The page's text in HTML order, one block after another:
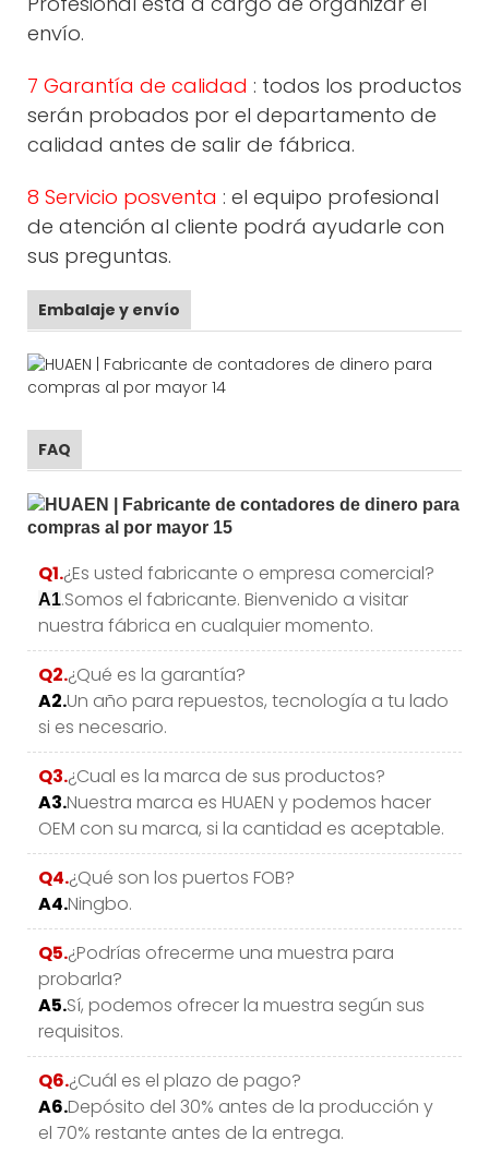
envío.
7 Garantía de calidad : todos los productos
serán probados por el departamento de
calidad antes de salir de fábrica.
8 Servicio posventa : el equipo profesional
de atención al cliente podrá ayudarle con
sus preguntas.
Embalaje y envío
FAQ
Q1.¿Es usted fabricante o empresa comercial?
A1.Somos el fabricante. Bienvenido a visitar
nuestra fábrica en cualquier momento.
Q2.¿Qué es la garantía?
A2.Un año para repuestos, tecnología a tu lado
si es necesario.
Q3.¿Cual es la marca de sus productos?
A3.Nuestra marca es HUAEN y podemos hacer
OEM con su marca, si la cantidad es aceptable.
Q4.¿Qué son los puertos FOB?
A4.Ningbo.
Q5.¿Podrías ofrecerme una muestra para
probarla?
A5.Sí, podemos ofrecer la muestra según sus
requisitos.
Q6.¿Cuál es el plazo de pago?
A6.Depósito del 30% antes de la producción y
el 70% restante antes de la entrega.